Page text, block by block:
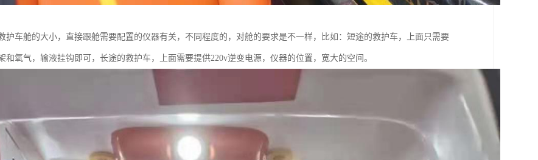
护车舱的大小，直接跟舱需要配置的仪器有关，不同程度的，对舱的要求是不一样，比如：短途的救护车，上面只需要
和氧气，输液挂钩即可，长途的救护车，上面需要提供220v逆变电源，仪器的位置，宽大的空间。